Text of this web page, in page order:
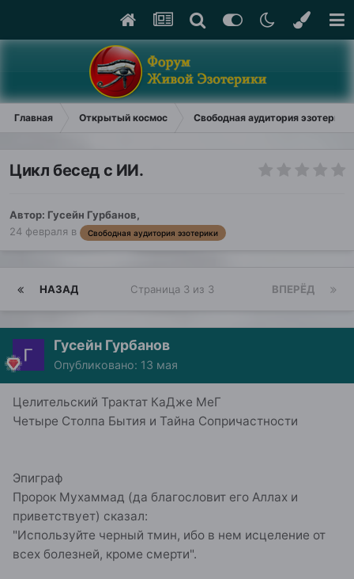
Главная Открытый космос Свободная аудитория эзотерики
Цикл бесед с ИИ.
Автор: Гусейн Гурбанов,
24 февраля в Свободная аудитория эзотерики
НАЗАД ВПЕРЁД
Страница 3 из 3
Гусейн Гурбанов
Опубликовано: 13 мая
Целительский Трактат КаДже МеГ
Четыре Столпа Бытия и Тайна Сопричастности
Эпиграф
Пророк Мухаммад (да благословит его Аллах и
приветствует) сказал:
"Используйте черный тмин, ибо в нем исцеление от
всех болезней, кроме смерти".